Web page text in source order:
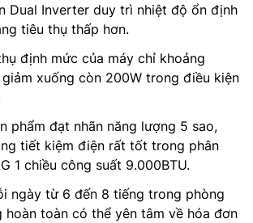
Dual Inverter duy trì nhiệt độ ổn định
tiêu thụ thấp hơn.
định mức của máy chỉ khoảng
xuống còn 200W trong điều kiện
phẩm đạt nhãn năng lượng 5 sao,
tiết kiệm điện rất tốt trong phân
1 chiều công suất 9.000BTU.
ngày từ 6 đến 8 tiếng trong phòng
hoàn toàn có thể yên tâm về hóa đơn